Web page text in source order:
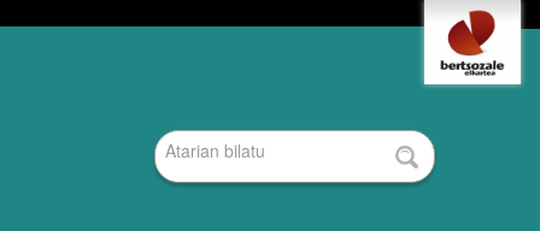
pertsonalak
Bilatu atarian